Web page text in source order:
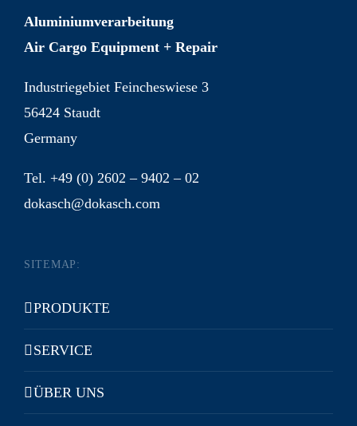
Aluminiumverarbeitung
Air Cargo Equipment + Repair
Industriegebiet Feincheswiese 3
56424 Staudt
Germany
Tel. +49 (0) 2602 – 9402 – 02
dokasch@dokasch.com
SITEMAP:
PRODUKTE
SERVICE
ÜBER UNS